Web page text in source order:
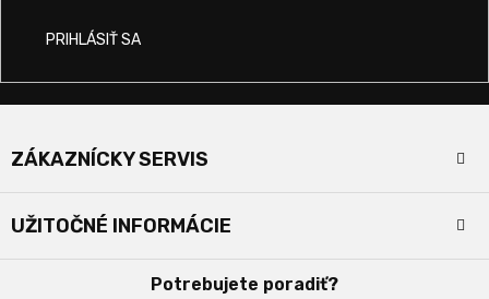
PRIHLÁSIŤ SA
ä
e
ZÁKAZNÍCKY SERVIS
Doprava a platba
Obchodné podmienky
Podmienky ochrany osobných údajov
UŽITOČNÉ INFORMÁCIE
Potrebujete poradiť?